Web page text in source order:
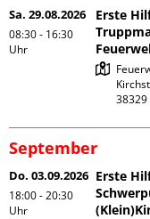
Sa. 29.08.2026
08:30 - 16:30
Uhr
Erste
September
Do. 03.09.2026
18:00 - 20:30
Uhr
Erste